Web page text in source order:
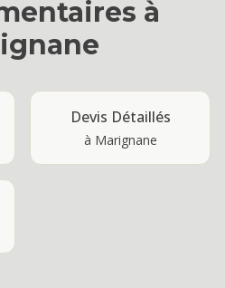
à
Devis Détaillés
à Marignane